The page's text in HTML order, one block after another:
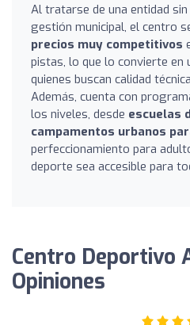
Al tratarse de una entidad
gestión municipal, el centro
precios muy competitivos
pistas, lo que lo convierte en
quienes buscan calidad
Además, cuenta con
los niveles, desde escuelas
campamentos urbanos
perfeccionamiento para
deporte sea accesible para
Centro Deportivo
Opiniones